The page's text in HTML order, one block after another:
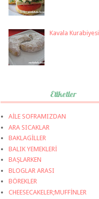
Kavala Kurabiyesi
Etiketler
AİLE SOFRAMIZDAN
ARA SICAKLAR
BAKLAGİLLER
BALIK YEMEKLERİ
BAŞLARKEN
BLOGLAR ARASI
BÖREKLER
CHEESECAKELER;MUFFİNLER